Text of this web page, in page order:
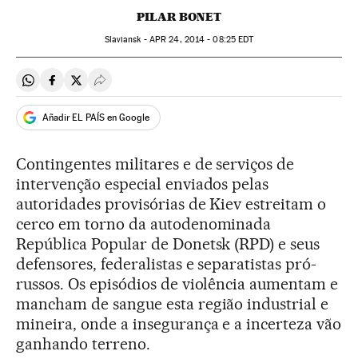
PILAR BONET
Slaviansk - APR 24, 2014 - 08:25EDT
Compartir en Whatsapp
Compartir en Facebook
Compartir en Twitter
Desplegar Redes Sociales
Añadir EL PAÍS en Google
Contingentes militares e de serviços de
intervenção especial enviados pelas
autoridades provisórias de Kiev estreitam o
cerco em torno da autodenominada
República Popular de Donetsk (RPD) e seus
defensores, federalistas e separatistas pró-
russos. Os episódios de violência aumentam e
mancham de sangue esta região industrial e
mineira, onde a insegurança e a incerteza vão
ganhando terreno.